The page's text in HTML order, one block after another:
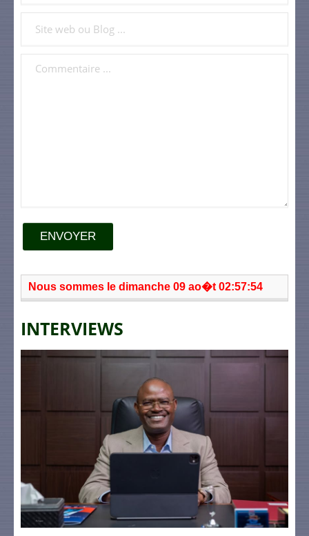
ENVOYER
Nous sommes le dimanche 09 ao�t 02:57:54
INTERVIEWS